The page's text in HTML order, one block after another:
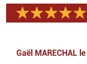
Gaël MARECHAL le